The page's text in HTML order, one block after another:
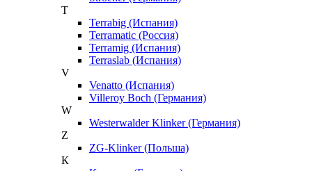
T
Terrabig (Испания)
Terramatic (Россия)
Terramig (Испания)
Terraslab (Испания)
V
Venatto (Испания)
Villeroy Boch (Германия)
W
Westerwalder Klinker (Германия)
Z
ZG-Klinker (Польша)
К